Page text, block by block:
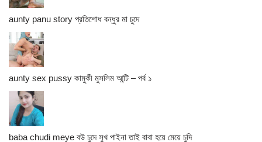
aunty panu story প্রতিশোধ বন্ধুর মা চুদে
aunty sex pussy কামুকী মুসলিম আন্টি – পর্ব ১
baba chudi meye বউ চুদে সুখ পাইনা তাই বাবা হয়ে মেয়ে চুদি